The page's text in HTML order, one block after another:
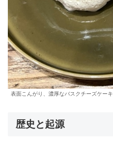
表面こんがり、濃厚なバスクチーズケーキ
歴史と起源